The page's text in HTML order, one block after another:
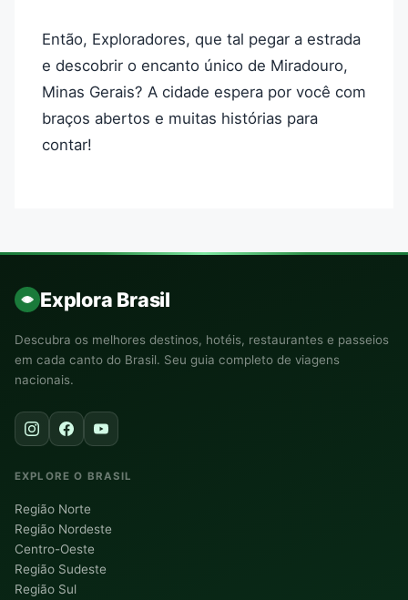
Então, Exploradores, que tal pegar a estrada
e descobrir o encanto único de Miradouro,
Minas Gerais? A cidade espera por você com
braços abertos e muitas histórias para
contar!
Explora Brasil
Descubra os melhores destinos, hotéis, restaurantes e passeios
em cada canto do Brasil. Seu guia completo de viagens
nacionais.
EXPLORE O BRASIL
Região Norte
Região Nordeste
Centro-Oeste
Região Sudeste
Região Sul